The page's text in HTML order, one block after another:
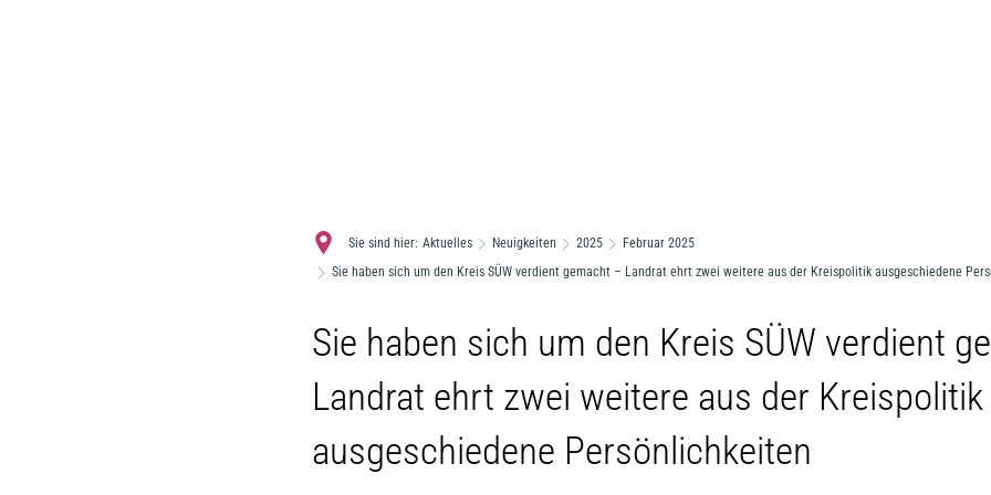
Sie sind hier: Aktuelles Neuigkeiten 2025
Februar 2025
Sie haben sich um den Kreis SÜW verdient gemacht – Landrat ehrt zwei weitere aus der Kreispolitik ausgeschiedene
Sie haben sich um den Kreis SÜW verdient
Landrat ehrt zwei weitere aus der Kreispolitik
ausgeschiedene Persönlichkeiten